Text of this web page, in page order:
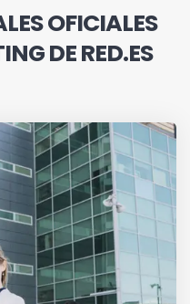
OFICIALES
DE RED.ES